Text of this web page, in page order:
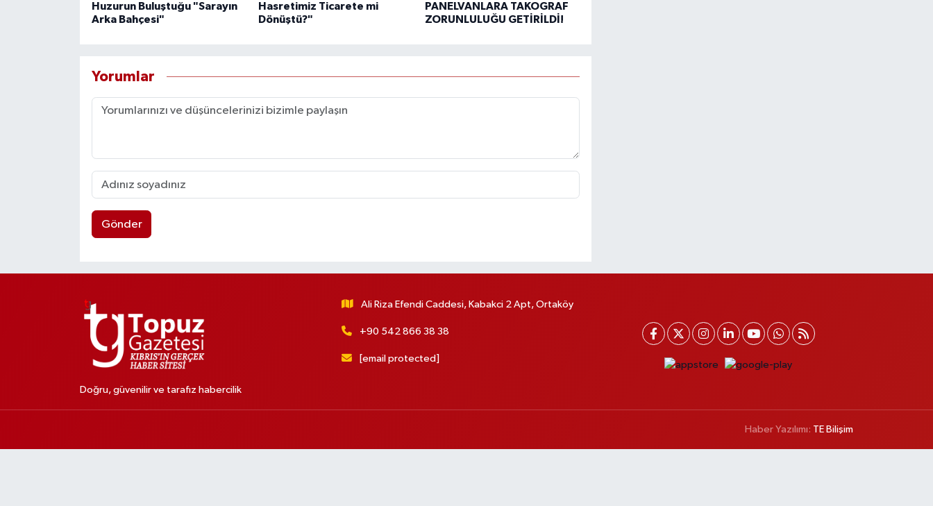
Huzurun Buluştuğu "Sarayın
Arka Bahçesi"
Hasretimiz Ticarete mi
Dönüştü?"
PANELVANLARA TAKOGRAF
ZORUNLULUĞU GETİRİLDİ!
Yorumlar
Gönder
Doğru, güvenilir ve tarafız habercilik
Ali Riza Efendi Caddesi, Kabakci 2 Apt, Ortaköy
+90 542 866 38 38
[email protected]
Haber Yazılımı: TE Bilişim